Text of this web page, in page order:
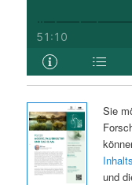
Sie
und